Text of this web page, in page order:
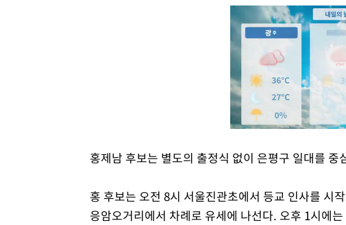
홍제남 후보는 별도의 출정식 없이 은평구 일대를 중
홍 후보는 오전 8시 서울진관초에서 등교 인사를 시
응암오거리에서 차례로 유세에 나선다. 오후 1시에